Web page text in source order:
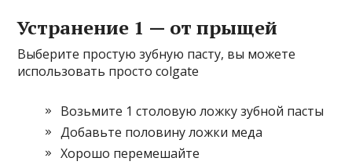
Устранение 1 — от прыщей
Выберите простую зубную пасту, вы можете
использовать просто colgate
Возьмите 1 столовую ложку зубной пасты
Добавьте половину ложки меда
Хорошо перемешайте